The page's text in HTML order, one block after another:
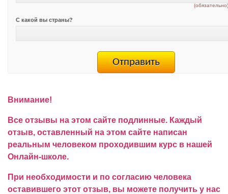
С какой вы страны?
Внимание!
Все отзывы на этом сайте подлинные. Каждый
отзыв, оставленный на этом сайте написан
реальным человеком проходившим курс в нашей
Онлайн-школе.
При необходимости и по согласию человека
оставившего этот отзыв, вы можете получить у нас